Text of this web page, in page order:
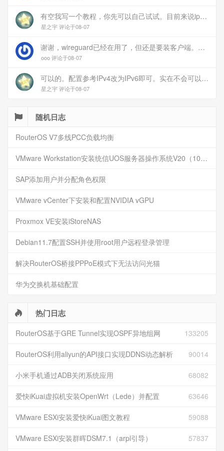
有空我写一个教程，你先可以自己试试。目前来说ipv6应该没问题的。
星之宇 评论于08-07
谢谢，wireguard已经在用了，但还是要装客户端。您这个方案连客户端都免了
ooo 评论于08-07
可以的。配置参考IPv4改为IPv6即可。实在不会可以用wireguard，这个简单和稳定
星之宇 评论于08-07
随机日志
RouterOS V7多线PCC负载均衡
VMware Workstation安装统信UOS服务器操作系统V20（1060）
SAP添加用户并分配角色权限
VMware vCenter下安装和配置NVIDIA vGPU
Proxmox VE安装iStoreNAS
Debian11.7配置SSH并使用root用户远程登录管理
解决RouterOS桥接PPPoE模式下无法访问光猫
华为交换机基础配置
热门日志
133205
RouterOS基于GRE Tunnel实现OSPF异地组网
90014
RouterOS利用aliyun的API接口实现DDNS动态解析
68082
小米手机通过ADB关闭系统应用
63646
爱快iKuai虚拟机安装OpenWrt（Lede）并配置
59088
VMware ESXi安装爱快iKuai图文教程
57837
VMware ESXi安装群晖DSM7.1（arpl引导）